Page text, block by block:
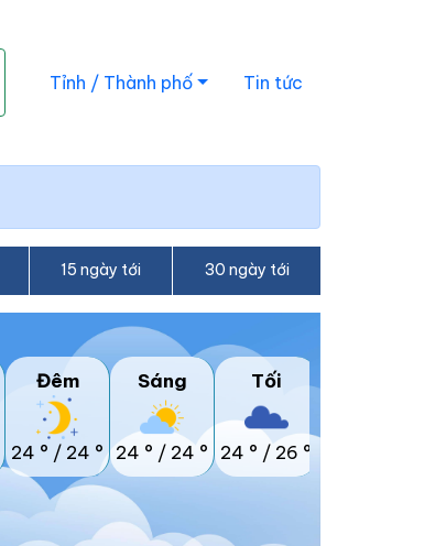
Tỉnh / Thành phố Tin tức
15 ngày tới 30 ngày tới
Đêm
24 ° / 24 °
Sáng
24 ° / 24 °
Tối
24 ° / 26 °